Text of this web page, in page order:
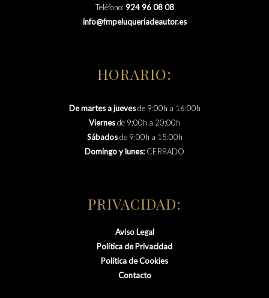
Teléfono: 924 96 08 08
info@fmpeluqueriadeautor.es
HORARIO:
De martes a juevesde 9:00h a 16:00h
Viernesde 9:00h a 20:00h
Sábadosde 9:00h a 15:00h
Domingo y lunes: CERRADO
PRIVACIDAD:
Aviso Legal
Política de Privacidad
Política de Cookies
Contacto